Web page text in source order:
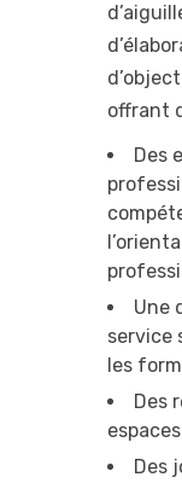
offrant
Des
Une
service
les
Des
Des